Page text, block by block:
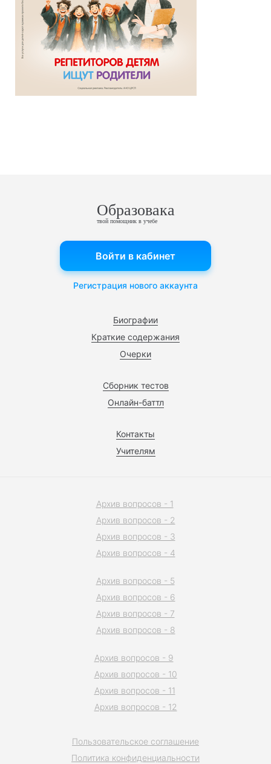
Образовака
твой помощник в учебе
Биографии
Краткие содержания
Очерки
Сборник тестов
Онлайн-баттл
Контакты
Учителям
Войти в кабинет
Регистрация нового аккаунта
Пользовательское соглашение
Политика конфиденциальности
Архив вопросов - 1
Архив вопросов - 2
Архив вопросов - 3
Архив вопросов - 4
Архив вопросов - 5
Архив вопросов - 6
Архив вопросов - 7
Архив вопросов - 8
Архив вопросов - 9
Архив вопросов - 10
Архив вопросов - 11
Архив вопросов - 12